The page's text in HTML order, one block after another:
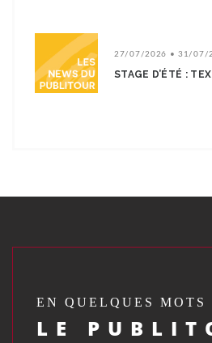
27/07/2026 • 31/07/
STAGE D’ÉTÉ :
EN QUELQUES MOTS
LE